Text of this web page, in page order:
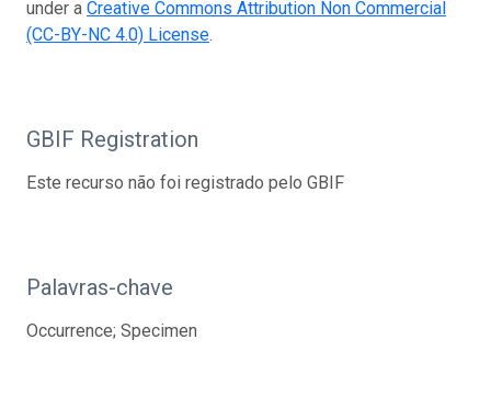
under a Creative Commons Attribution Non Commercial
(CC-BY-NC 4.0) License.
GBIF Registration
Este recurso não foi registrado pelo GBIF
Palavras-chave
Occurrence; Specimen